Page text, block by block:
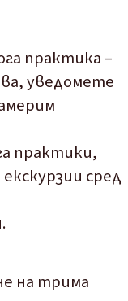
практика –
уведомете
практики,
сред
на трима